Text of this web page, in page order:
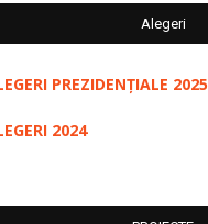
Alegeri
PREZIDENȚIALE 2025
2024